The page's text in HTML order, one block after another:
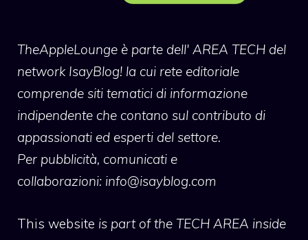
TheAppleLounge è parte dell' AREA TECH del
network IsayBlog! la cui rete editoriale
comprende siti tematici di informazione
indipendente che contano sul contributo di
appassionati ed esperti del settore.
Per pubblicità, comunicati e
collaborazioni: info@isayblog.com
This website is part of the TECH AREA inside